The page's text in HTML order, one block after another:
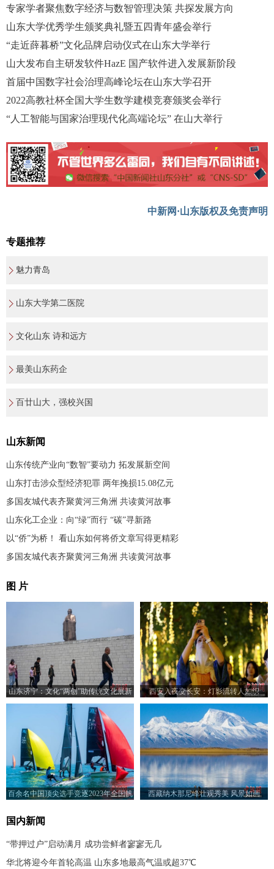
专家学者聚焦数字经济与数智管理决策 共探发展方向
山东大学优秀学生颁奖典礼暨五四青年盛会举行
“走近薛暮桥”文化品牌启动仪式在山东大学举行
山大发布自主研发软件HazE 国产软件进入发展新阶段
首届中国数字社会治理高峰论坛在山东大学召开
2022高教社杯全国大学生数学建模竞赛颁奖会举行
“人工智能与国家治理现代化高端论坛” 在山大举行
中新网·山东版权及免责声明
专题推荐
魅力青岛
山东大学第二医院
文化山东 诗和远方
最美山东药企
百廿山大，强校兴国
山东新闻
山东传统产业向“数智”要动力 拓发展新空间
山东打击涉众型经济犯罪 两年挽损15.08亿元
多国友城代表齐聚黄河三角洲 共读黄河故事
山东化工企业：向“绿”而行 “碳”寻新路
以“侨”为桥！ 看山东如何将侨文章写得更精彩
多国友城代表齐聚黄河三角洲 共读黄河故事
图 片
山东济宁：文化“两创”助传统文化展新
颜
西安入夜变长安：灯影流转人如织
百余名中国顶尖选手竞逐2023年全国帆
西藏纳木那尼峰壮观秀美 风景如画
国内新闻
“带押过户”启动满月 成功尝鲜者寥寥无几
华北将迎今年首轮高温 山东多地最高气温或超37℃